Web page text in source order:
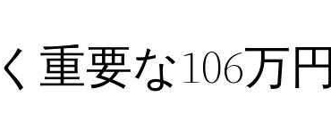
重要な106万